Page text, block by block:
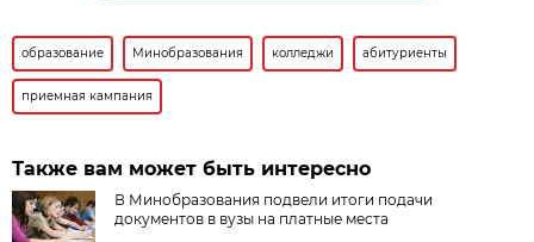
образование Минобразования колледжи абитуриенты
приемная кампания
Также вам может быть интересно
В Минобразования подвели итоги подачи
документов в вузы на платные места